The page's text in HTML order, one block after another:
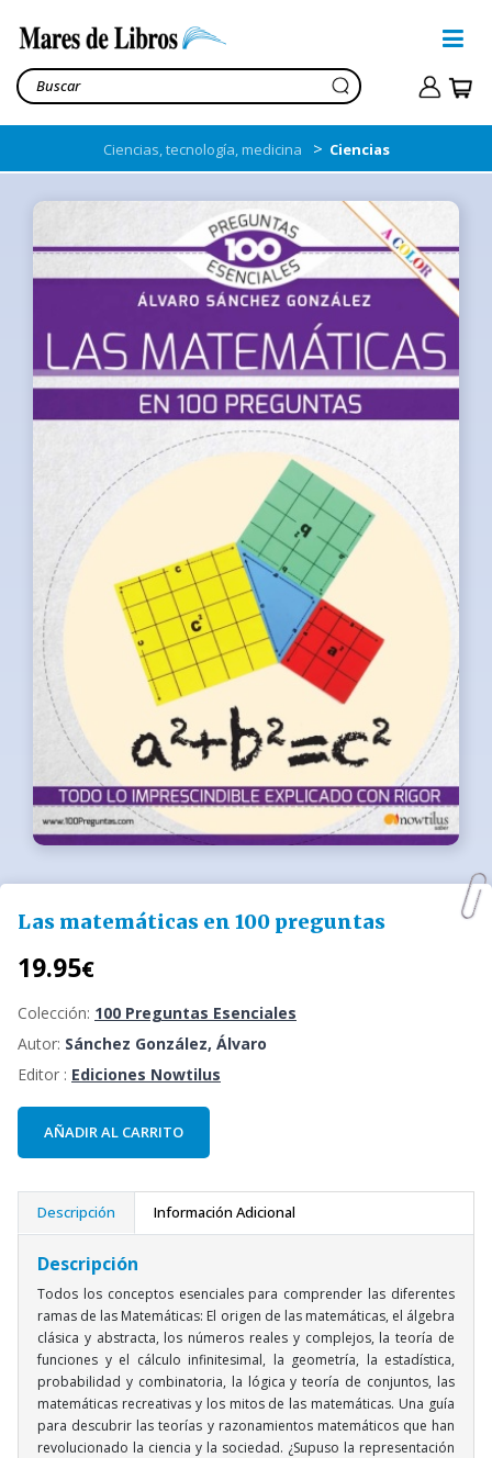
Ciencias, tecnología, medicina > Ciencias
Las matemáticas en 100 preguntas
19.95€
Colección: 100 Preguntas Esenciales
Autor: Sánchez González, Álvaro
Editor : Ediciones Nowtilus
AÑADIR AL CARRITO
Descripción Información Adicional
Descripción
Todos los conceptos esenciales para comprender las diferentes
ramas de las Matemáticas: El origen de las matemáticas, el álgebra
clásica y abstracta, los números reales y complejos, la teoría de
funciones y el cálculo infinitesimal, la geometría, la estadística,
probabilidad y combinatoria, la lógica y teoría de conjuntos, las
matemáticas recreativas y los mitos de las matemáticas. Una guía
para descubrir las teorías y razonamientos matemáticos que han
revolucionado la ciencia y la sociedad. ¿Supuso la representación